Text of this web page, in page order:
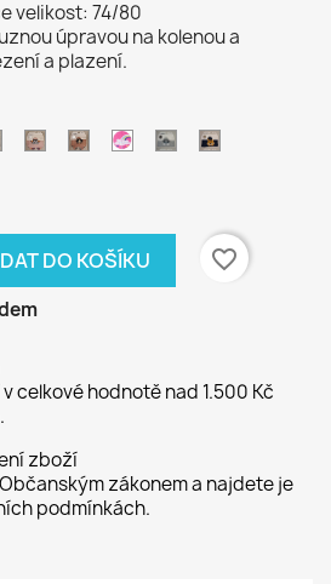
velikost: 74/80
úpravou na kolenou a
a plazení.
ŽirafaMyškaKotěDuha
DO KOŠÍKU
favorite_border
celkové hodnotě nad 1.500 Kč
zboží
zákonem a najdete je
podmínkách.